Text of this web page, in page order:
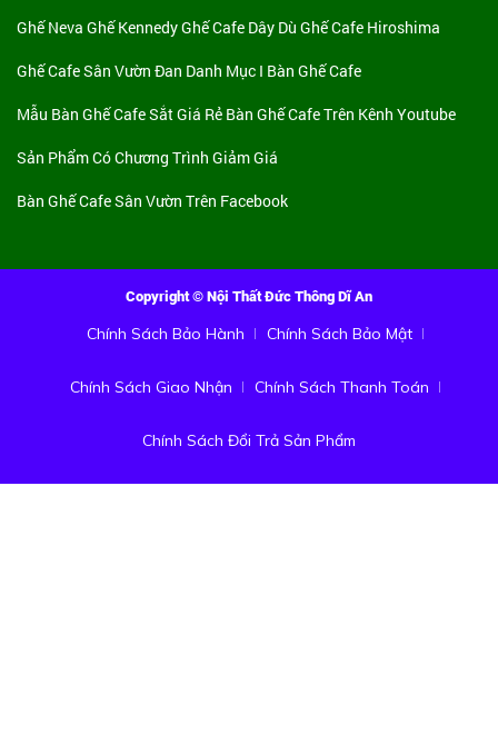
Ghế Neva Ghế KennedyGhế Cafe Dây Dù Ghế Cafe Hiroshima
Ghế Cafe Sân Vườn Đan Danh Mục I Bàn Ghế Cafe
Mẫu Bàn Ghế Cafe Sắt Giá Rẻ Bàn Ghế Cafe Trên Kênh Youtube
Sản Phẩm Có Chương Trình Giảm Giá
Bàn Ghế Cafe Sân Vườn Trên Facebook
Copyright © Nội Thất Đức Thông Dĩ An
Chính Sách Bảo Hành Chính Sách Bảo Mật
Chính Sách Giao Nhận Chính Sách Thanh Toán
Chính Sách Đổi Trả Sản Phẩm